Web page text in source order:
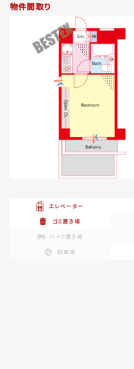
物件間取り
エレベーター
ゴミ置き場
バイク置き場
駐車場